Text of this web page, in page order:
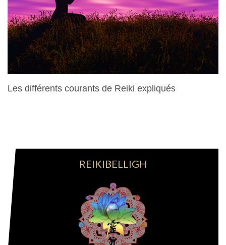
Les différents courants de Reiki expliqués
REIKIBELLIGH